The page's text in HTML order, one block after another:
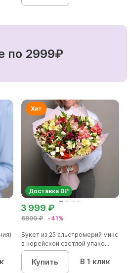
по 2999₽
Доставка 0₽
6800 ₽ -41%
3 999 ₽
Букет из 25 альстромерий микс
в корейской светлой упако...
Купить В 1 клик